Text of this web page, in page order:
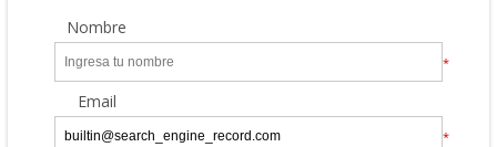
Nombre
*
Email
*